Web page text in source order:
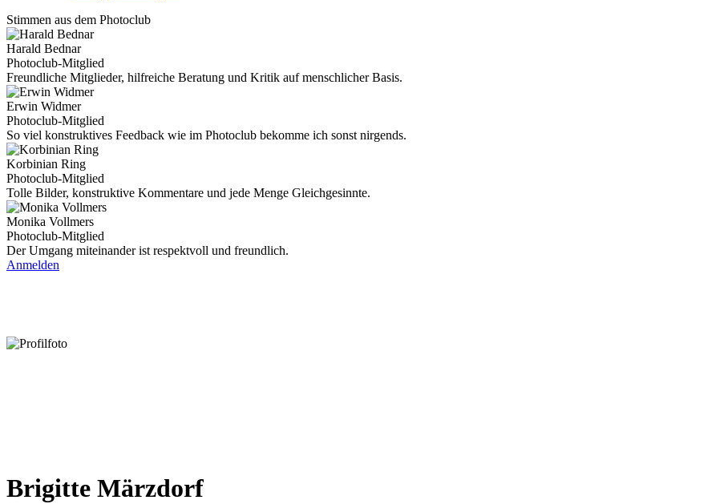
Stimmen aus dem Photoclub
Harald Bednar
Photoclub-Mitglied
Freundliche Mitglieder, hilfreiche Beratung und Kritik auf menschlicher Basis.
Erwin Widmer
Photoclub-Mitglied
So viel konstruktives Feedback wie im Photoclub bekomme ich sonst nirgends.
Korbinian Ring
Photoclub-Mitglied
Tolle Bilder, konstruktive Kommentare und jede Menge Gleichgesinnte.
Monika Vollmers
Photoclub-Mitglied
Der Umgang miteinander ist respektvoll und freundlich.
Anmelden
Brigitte Märzdorf